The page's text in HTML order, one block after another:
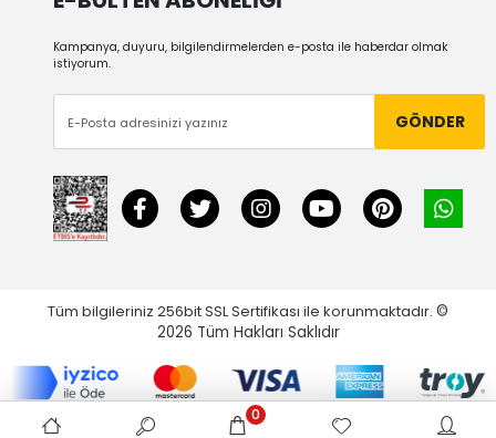
Kampanya, duyuru, bilgilendirmelerden e-posta ile haberdar olmak
istiyorum.
GÖNDER
Tüm bilgileriniz 256bit SSL Sertifikası ile korunmaktadır. ©
2026 Tüm Hakları Saklıdır
0